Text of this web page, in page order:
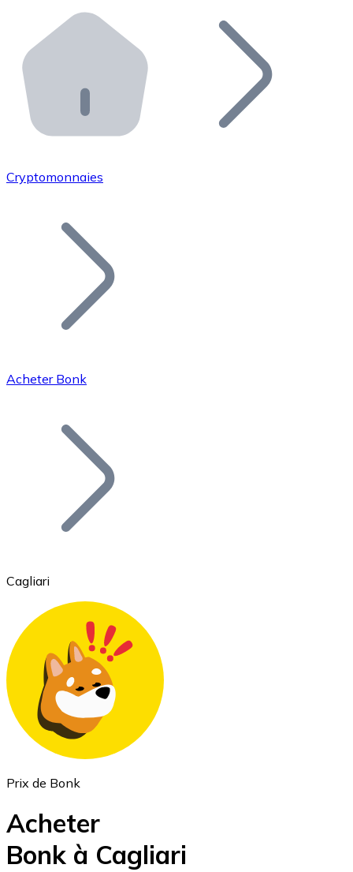
Distributeurs automatiques Bitnovo
Intégrez un ATM Bitnovo dans votre entreprise et
API Bitnovo
Intégrez notre API dans votre écosystème.
Rejoignez notre réseau de distributeurs et
Ajoutez le token de votre projet à notre service
Bitcoin
Ethereum
ETH
Cryptomonnaies
Acheter Bonk
Cagliari
Prix de Bonk
Acheter
Bonk à Cagliari